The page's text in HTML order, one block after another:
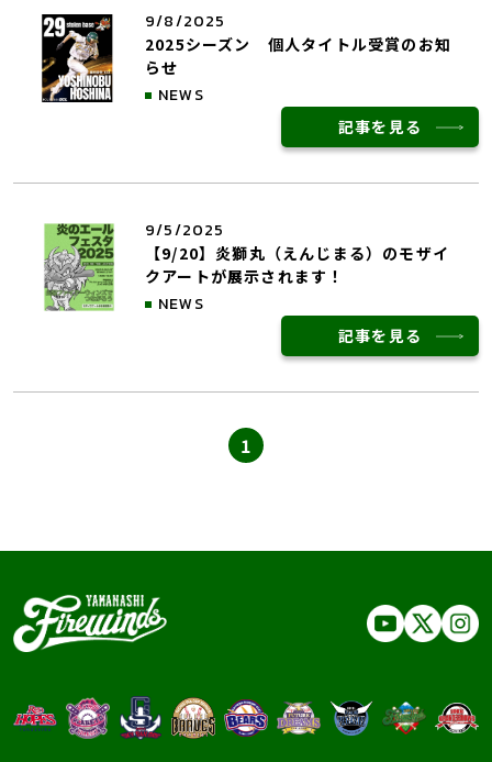
9/8/2025
2025シーズン 個人タイトル受賞のお知
らせ
NEWS
記事を見る
9/5/2025
【9/20】炎獅丸（えんじまる）のモザイ
クアートが展示されます！
NEWS
記事を見る
1